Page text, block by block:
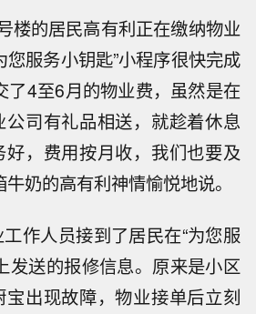
楼的居民高有利正在缴纳物业
您服务小钥匙”小程序很快完成
了4至6月的物业费，虽然是在
司有礼品相送，就趁着休息
，费用按月收，我们也要及
奶的高有利神情愉悦地说。
作人员接到了居民在“为您服
发送的报修信息。原来是小区
出现故障，物业接单后立刻